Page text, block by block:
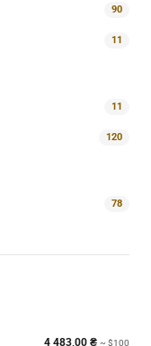
90
11
11
120
78
4 483,00 ₴ ~ $100